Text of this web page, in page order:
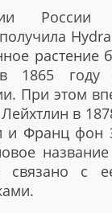
России
растение
1865 году
При этом
в
и Франц фон
связано с